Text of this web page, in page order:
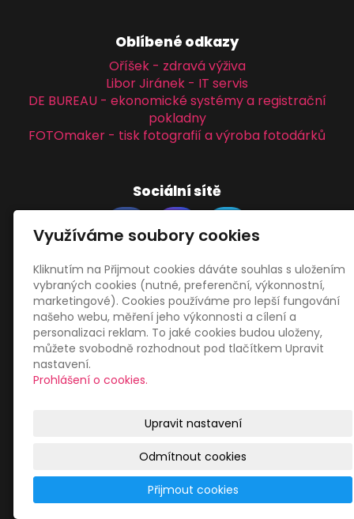
Oblíbené odkazy
Oříšek - zdravá výživa
Libor Jiránek - IT servis
DE BUREAU - ekonomické systémy a registrační
pokladny
FOTOmaker - tisk fotografií a výroba fotodárků
Sociální sítě
Zákaznický servis
Obchodní podmínky
Zásady zpracování osobních údajů
Mapa webu
Využíváme soubory cookies
Kliknutím na Přijmout cookies dáváte souhlas s uložením
vybraných cookies (nutné, preferenční, výkonnostní,
marketingové). Cookies používáme pro lepší fungování
našeho webu, měření jeho výkonnosti a cílení a
personalizaci reklam. To jaké cookies budou uloženy,
můžete svobodně rozhodnout pod tlačítkem Upravit
nastavení.
Prohlášení o cookies.
Upravit nastavení
Odmítnout cookies
Přijmout cookies